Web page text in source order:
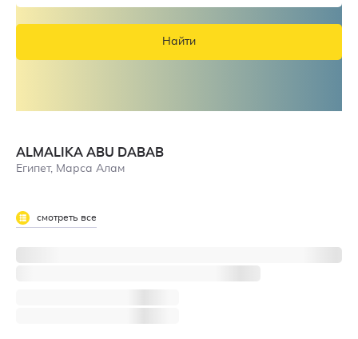
Найти
ALMALIKA ABU DABAB
Египет, Марса Алам
смотреть все